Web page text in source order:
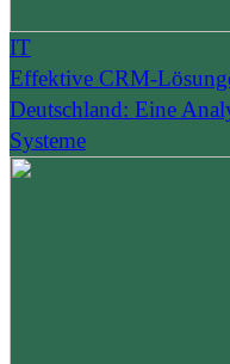
IT
Effektive CRM-
Deutschland: Eine
Systeme